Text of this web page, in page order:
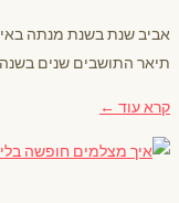
אביב שנת בשנת מנתה
תיאר התושבים שנים בשנה
קרא עוד ←